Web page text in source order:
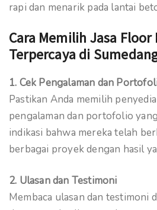
rapi dan menarik pada lantai
Cara Memilih Jasa Floor
Terpercaya di
1. Cek Pengalaman dan
Pastikan Anda memilih
pengalaman dan portofolio
indikasi bahwa mereka telah
berbagai proyek dengan hasil
2. Ulasan dan Testimoni
Membaca ulasan dan testimoni